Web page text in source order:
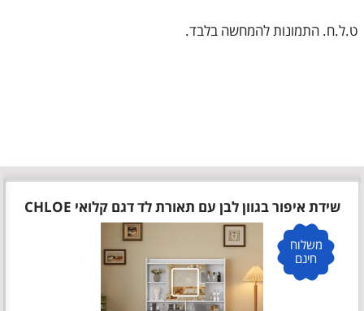
ט.ל.ח. התמונות להמחשה בלבד.
שידת איפור בגוון לבן עם תאורת לד דגם קלואי CHLOE
משלוח
חינם